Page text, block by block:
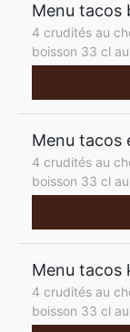
Menu tacos
4 crudités au
boisson 33 cl
Menu tacos
4 crudités au
boisson 33 cl
Menu tacos
4 crudités au
boisson 33 cl